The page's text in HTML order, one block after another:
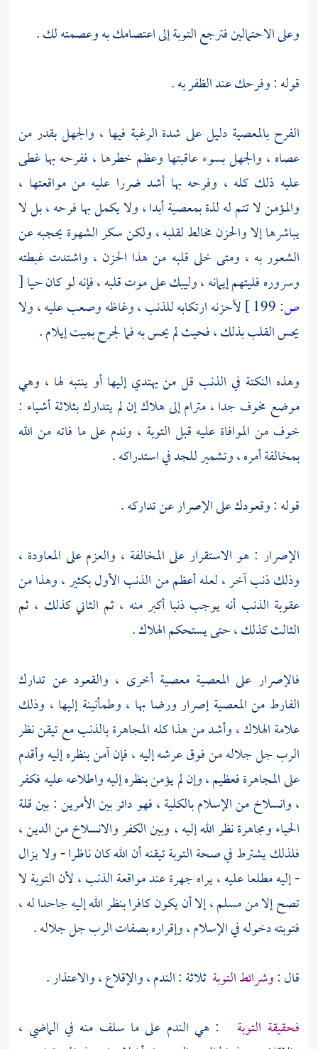
وعلى الاحتمالين فترجع التوبة إلى اعتصامك به وعصمته لك .
قوله : وفرحك عند الظفر به .
الفرح بالمعصية دليل على شدة الرغبة فيها ، والجهل بقدر من
عصاه ، والجهل بسوء عاقبتها وعظم خطرها ، ففرحه بها غطى
عليه ذلك كله ، وفرحه بها أشد ضررا عليه من مواقعتها ،
والمؤمن لا تتم له لذة بمعصية أبدا ، ولا يكمل بها فرحه ، بل لا
يباشرها إلا والحزن مخالط لقلبه ، ولكن سكر الشهوة يحجبه عن
الشعور به ، ومتى خلى قلبه من هذا الحزن ، واشتدت غبطته
وسروره فليتهم إيمانه ، وليبك على موت قلبه ، فإنه لو كان حيا[
ص:
لأحزنه ارتكابه للذنب ، وغاظه وصعب عليه ، ولا
يحس القلب بذلك ، فحيث لم يحس به فما لجرح بميت إيلام .
وهذه النكتة في الذنب قل من يهتدي إليها أو ينتبه لها ، وهي
موضع مخوف جدا ، مترام إلى هلاك إن لم يتدارك بثلاثة أشياء :
خوف من الموافاة عليه قبل التوبة ، وندم على ما فاته من الله
بمخالفة أمره ، وتشمير للجد في استدراكه .
قوله : وقعودك على الإصرار عن تداركه .
الإصرار : هو الاستقرار على المخالفة ، والعزم على المعاودة ،
وذلك ذنب آخر ، لعله أعظم من الذنب الأول بكثير ، وهذا من
عقوبة الذنب أنه يوجب ذنبا أكبر منه ، ثم الثاني كذلك ، ثم
الثالث كذلك ، حتى يستحكم الهلاك .
فالإصرار على المعصية معصية أخرى ، والقعود عن تدارك
الفارط من المعصية إصرار ورضا بها ، وطمأنينة إليها ، وذلك
علامة الهلاك ، وأشد من هذا كله المجاهرة بالذنب مع تيقن نظر
الرب جل جلاله من فوق عرشه إليه ، فإن آمن بنظره إليه وأقدم
على المجاهرة فعظيم ، وإن لم يؤمن بنظره إليه واطلاعه عليه فكفر
، وانسلاخ من الإسلام بالكلية ، فهو دائر بين الأمرين : بين قلة
الحياء ومجاهرة نظر الله إليه ، وبين الكفر والانسلاخ من الدين ،
فلذلك يشترط في صحة التوبة تيقنه أن الله كان ناظرا - ولا يزال
- إليه مطلعا عليه ، يراه جهرة عند مواقعة الذنب ، لأن التوبة لا
تصح إلا من مسلم ، إلا أن يكون كافرا بنظر الله إليه جاحدا له ،
فتوبته دخوله في الإسلام ، وإقراره بصفات الرب جل جلاله .
قال :وشرائط التوبة ثلاثة : الندم ، والإقلاع ، والاعتذار .
فحقيقة التوبة
: هي الندم على ما سلف منه في الماضي ،